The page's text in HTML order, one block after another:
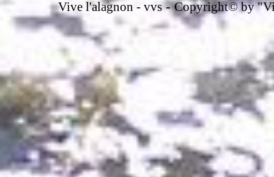
Vive l'alagnon - vvs-Copyright© by